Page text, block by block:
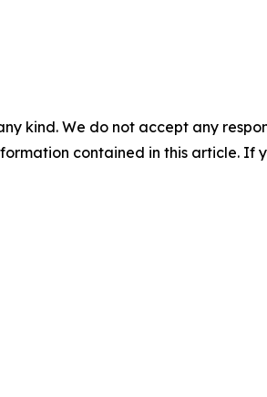
kind. We do not accept any
contained in this article. If